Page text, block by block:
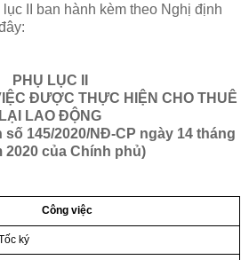
II ban hành kèm theo Nghị định
PHỤ LỤC II
ĐƯỢC THỰC HIỆN CHO THUÊ
LẠI LAO ĐỘNG
145/2020/NĐ-CP ngày 14 tháng
2020 của Chính phủ)
Công việc
ký